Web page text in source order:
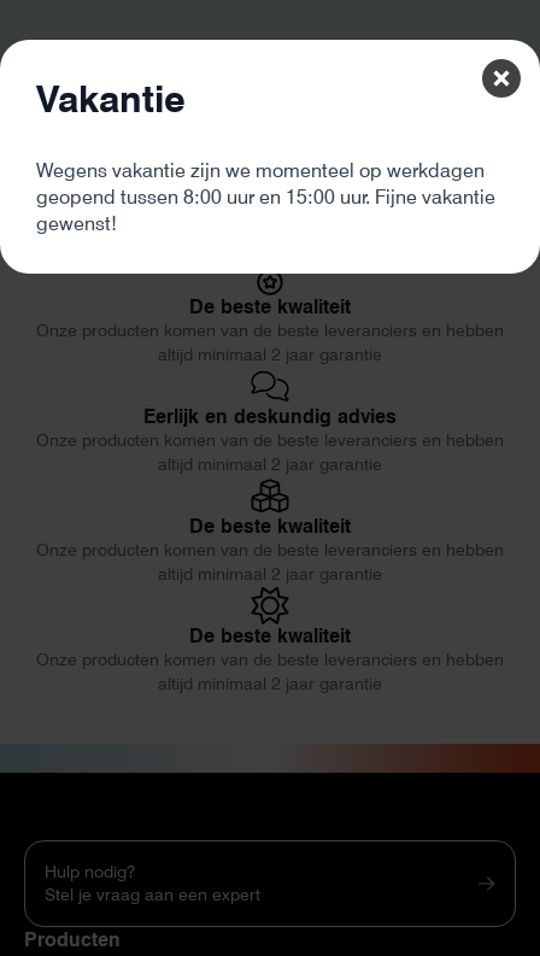
De beste kwaliteit
Onze producten komen van de beste leveranciers en hebben
altijd minimaal 2 jaar garantie
Eerlijk en deskundig advies
Onze producten komen van de beste leveranciers en hebben
altijd minimaal 2 jaar garantie
De beste kwaliteit
Onze producten komen van de beste leveranciers en hebben
altijd minimaal 2 jaar garantie
De beste kwaliteit
Onze producten komen van de beste leveranciers en hebben
altijd minimaal 2 jaar garantie
Hulp nodig?
Stel je vraag aan een expert
Producten
Vakantie
Wegens vakantie zijn we momenteel op werkdagen
geopend tussen 8:00 uur en 15:00 uur. Fijne vakantie
gewenst!